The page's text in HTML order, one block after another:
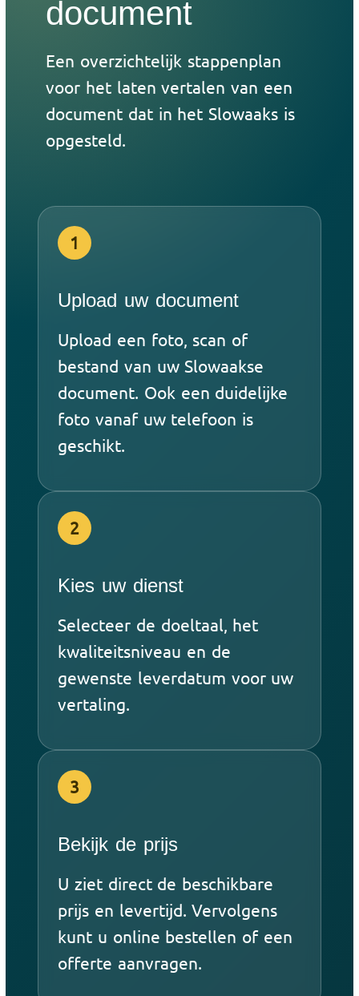
document
Een overzichtelijk stappenplan
voor het laten vertalen van een
document dat in het Slowaaks is
opgesteld.
1
Upload uw document
Upload een foto, scan of
bestand van uw Slowaakse
document. Ook een duidelijke
foto vanaf uw telefoon is
geschikt.
2
Kies uw dienst
Selecteer de doeltaal, het
kwaliteitsniveau en de
gewenste leverdatum voor uw
vertaling.
3
Bekijk de prijs
U ziet direct de beschikbare
prijs en levertijd. Vervolgens
kunt u online bestellen of een
offerte aanvragen.